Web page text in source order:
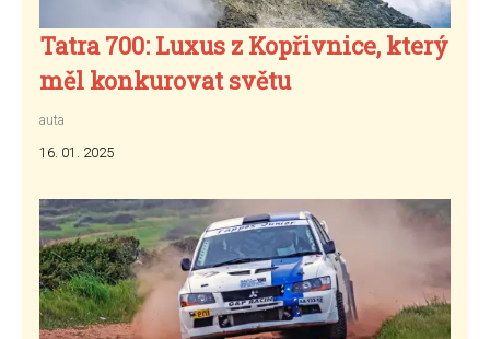
Tatra 700: Luxus z Kopřivnice, který
měl konkurovat světu
auta
16. 01. 2025